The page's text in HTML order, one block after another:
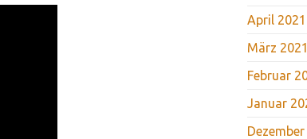
April 2021
März 2021
Februar
Januar